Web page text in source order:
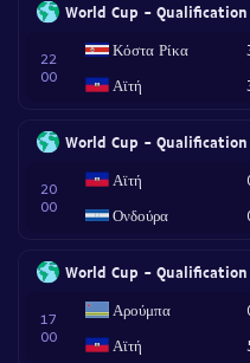
World Cup - Qualification
22
00
Κόστα Ρίκα
Αϊτή
World Cup - Qualification
20
00
Αϊτή
Ονδούρα
World Cup - Qualification
17
00
Αρούμπα
Αϊτή